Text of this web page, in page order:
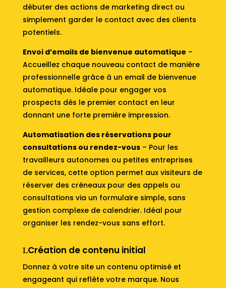
débuter des actions de marketing direct ou
simplement garder le contact avec des clients
potentiels.
Envoi d’emails de bienvenue automatique –
Accueillez chaque nouveau contact de manière
professionnelle grâce à un email de bienvenue
automatique. Idéale pour engager vos
prospects dès le premier contact en leur
donnant une forte première impression.
Automatisation des réservations pour
consultations ou rendez-vous– Pour les
travailleurs autonomes ou petites entreprises
de services, cette option permet aux visiteurs de
réserver des créneaux pour des appels ou
consultations via un formulaire simple, sans
gestion complexe de calendrier. Idéal pour
organiser les rendez-vous sans effort.
Création de contenu initial
Donnez à votre site un contenu optimisé et
engageant qui reflète votre marque. Nous